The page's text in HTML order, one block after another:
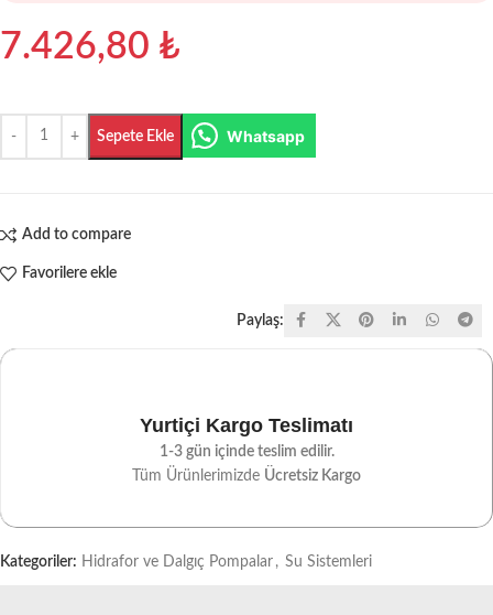
7.426,80 ₺
Sepete Ekle Whatsapp
Add to compare
Favorilere ekle
Paylaş:
Yurtiçi Kargo Teslimatı
1-3 gün içinde teslim edilir.
Tüm Ürünlerimizde Ücretsiz Kargo
Kategoriler: Hidrafor ve Dalgıç Pompalar , Su Sistemleri